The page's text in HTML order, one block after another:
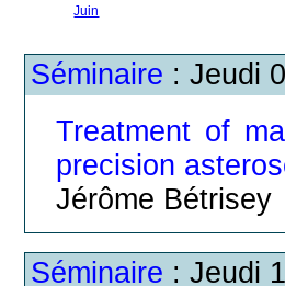
Juin
Séminaire : Jeudi
Treatment of
precision
Jérôme Bétrisey
Séminaire : Jeudi